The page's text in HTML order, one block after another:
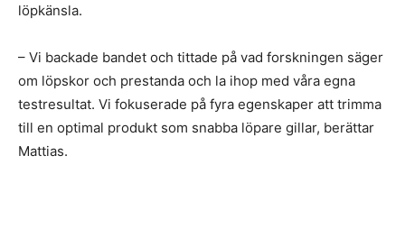
löpkänsla.
– Vi backade bandet och tittade på vad forskningen säger
om löpskor och prestanda och la ihop med våra egna
testresultat. Vi fokuserade på fyra egenskaper att trimma
till en optimal produkt som snabba löpare gillar, berättar
Mattias.